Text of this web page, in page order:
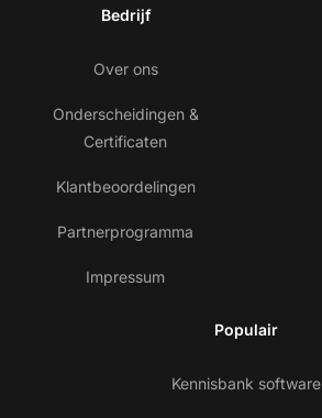
Bedrijf
Over ons
Onderscheidingen &
Certificaten
Klantbeoordelingen
Partnerprogramma
Impressum
Populair
Kennisbank software